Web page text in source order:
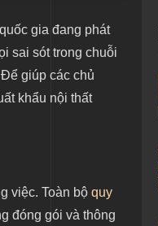
gia đang phát
sai sót trong chuỗi
giúp các chủ
khẩu nội thất
việc. Toàn bộ quy
đóng gói và thông